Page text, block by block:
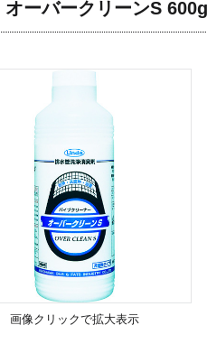
オーバークリーンS 600g
画像クリックで拡大表示